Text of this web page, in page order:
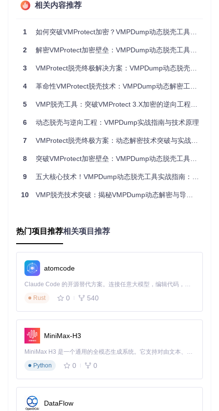
基础用法：VMPDump.exe 1234 "target.dll"
p=0x1000（0x1000为入口点RVA）
oc（空字符串表示处理进程映像模块）
目标模块名称>.VMPDump.<目标模块扩展名>
VMP解密核心技术解析
解密流程概览
VMPDump的工作原理可以分为三个主要阶段：扫描识别、代
够读懂VMProtect加密的"密文"并将其转换为"明文"代码。
技术原理通俗解释
VMProtect会在程序中注入特殊的"混淆代码"（存根），这些
存根就像加密的钥匙，需要特定的方式才能解读。VMPDump
扫描可执行节：找出所有VMProtect注入的存根代码
代码提升与分析：使用VTIL x64提升器将这些存根"翻
译"成可分析的中间语言
节
导入表重建
用
实际应用场景案例
常规加密样本处理
5%以上的导入调用，处理时间通常在10-30秒内，生成的可执
行文件可直接用于静态分析。
高度变异代码处理
相关内容推荐
1 如何突破VMProtect加密？VMPDump动态脱壳工具让逆向工程效率提升300%
2 解密VMProtect加密壁垒：VMPDump动态脱壳工具实战指南
3 VMProtect脱壳终极解决方案：VMPDump动态脱壳工具实战指南
4 革命性VMProtect脱壳技术：VMPDump动态解密工具突破虚拟机保护屏障
5 VMP脱壳工具：突破VMProtect 3.X加密的逆向工程利器
6 动态脱壳与逆向工程：VMPDump实战指南与技术原理
7 VMProtect脱壳终极方案：动态解密技术突破与实战指南
8 突破VMProtect加密壁垒：VMPDump动态脱壳工具的技术实现与实战指南
9 五大核心技术！VMPDump动态脱壳工具实战指南：从加密困境到代码解析
10 VMP脱壳技术突破：揭秘VMPDump动态解密与导入表修复工具
热门项目推荐相关项目推荐
atomcode
Claude Code 的开源替代方案。连接任意大模型，编辑代码，运行命令，自动验证 — 全自动执行。用 Rust 构建，极致性能。 ｜ An open-source alternative to Claude Code. Connect any LLM, edit code, run commands, and verify changes — autonomously. Built in Rust for speed. Get Started
Rust
0 540
MiniMax-H3
MiniMax H3 是一个通用的全模态生成系统。它支持对由文本、图像、视频和音频组成的多模态上下文进行统一理解，并能生成分辨率高达 2K、时长可达 15 秒的带原生立体声音频的视频。得益于面向任务泛化的系统设计，H3 在预训练阶段就已具备广泛的多模态上下文理解与生成能力，能够出色地执行复杂的多模态指令。
Python
0 0
DataFlow